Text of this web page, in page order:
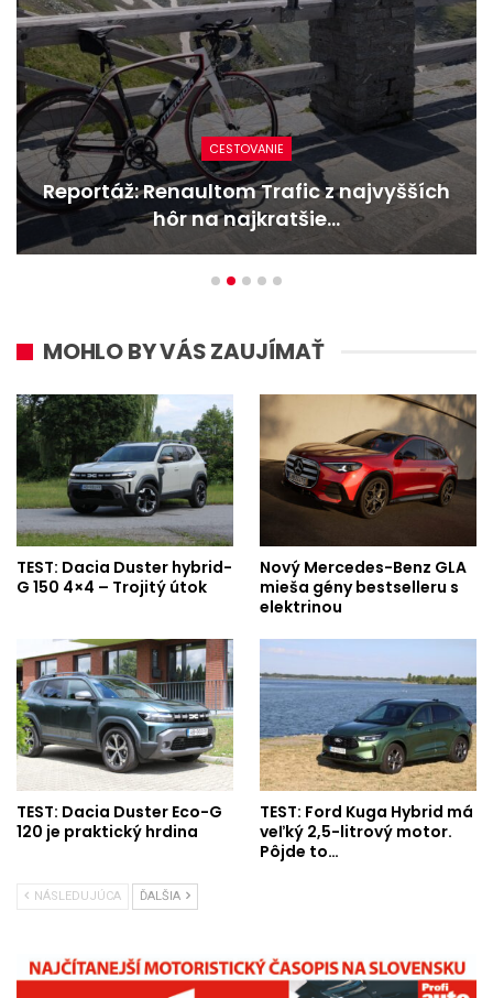
CESTOVANIE
Reportáž: Renaultom Trafic z najvyšších
hôr na najkratšie…
MOHLO BY VÁS ZAUJÍMAŤ
TEST: Dacia Duster hybrid-
G 150 4×4 – Trojitý útok
Nový Mercedes-Benz GLA
mieša gény bestselleru s
elektrinou
TEST: Dacia Duster Eco-G
120 je praktický hrdina
TEST: Ford Kuga Hybrid má
veľký 2,5-litrový motor.
Pôjde to…
NÁSLEDUJÚCA ĎALŠIA